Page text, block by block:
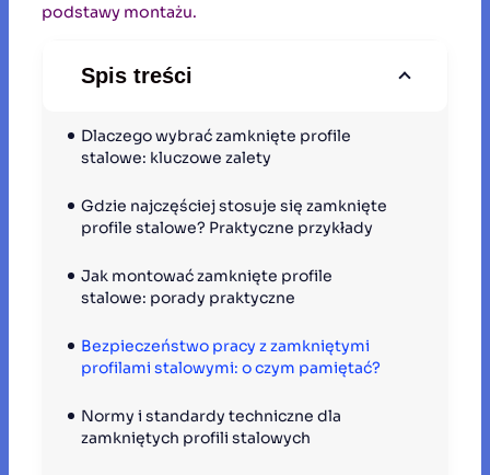
podstawy montażu.
Spis treści
Dlaczego wybrać zamknięte profile
stalowe: kluczowe zalety
Gdzie najczęściej stosuje się zamknięte
profile stalowe? Praktyczne przykłady
Jak montować zamknięte profile
stalowe: porady praktyczne
Bezpieczeństwo pracy z zamkniętymi
profilami stalowymi: o czym pamiętać?
Normy i standardy techniczne dla
zamkniętych profili stalowych